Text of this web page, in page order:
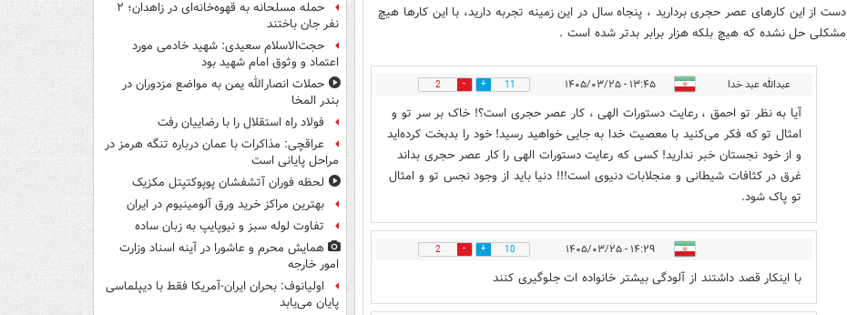
دست از این کارهای عصر حجری بردارید ، پنجاه سال در این زمینه تجربه دارید، با این کارها هیچ
مشکلی حل نشده که هیچ بلکه هزار برابر بدتر شده است .
عبدالله عبد خدا ۱۳:۴۵ - ۱۴۰۵/۰۳/۲۵ 11
2
آیا به نظر تو احمق ، رعایت دستورات الهی ، کار عصر حجری است؟! خاک بر سر تو و
امثال تو که فکر می‌کنید با معصیت خدا به جایی خواهید رسید! خود را بدبخت کرده‌اید
و از خود نجستان خبر ندارید! کسی که رعایت دستورات الهی را کار عصر حجری بداند
غرق در کثافات شیطانی و منجلابات دنیوی است!!! دنیا باید از وجود نجس تو و امثال
تو پاک شود.
۱۴:۲۹ - ۱۴۰۵/۰۳/۲۵ 10
2
با اینکار قصد داشتند از آلودگی بیشتر خانواده ات جلوگیری کنند
حمله مسلحانه به قهوه‌خانه‌ای در زاهدان؛ ۲
نفر جان باختند
حجت‌الاسلام سعیدی: شهید خادمی مورد
اعتماد و وثوق امام شهید بود
حملات انصارالله یمن به مواضع مزدوران در
بندر المخا
فولاد راه استقلال را با رضاییان رفت
عراقچی: مذاکرات با عمان درباره تنگه هرمز در
مراحل پایانی است
لحظه فوران آتشفشان پوپوکتپتل مکزیک
بهترین مراکز خرید ورق آلومینیوم در ایران
تفاوت لوله سبز و نیوپایپ به زبان ساده
همایش محرم و عاشورا در آینه اسناد وزارت
امور خارجه
اولیانوف: بحران ایران-آمریکا فقط با دیپلماسی
پایان می‌یابد